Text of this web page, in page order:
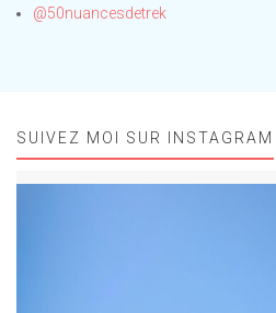
@50nuancesdetrek
SUIVEZ MOI SUR INSTAGRAM